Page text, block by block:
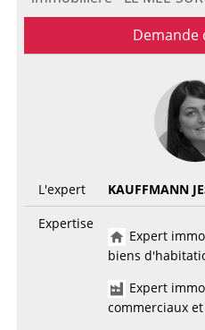
Demande
L'expert
KAUFFMANN
Expertise
Expert
biens
Expert
commerciaux